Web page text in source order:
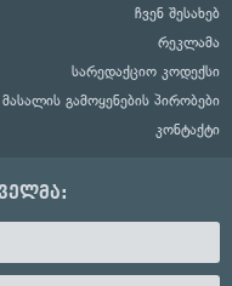
ჩვენ შესახებ
რეკლამა
სარედაქციო კოდექსი
მასალის გამოყენების პირობები
კონტაქტი